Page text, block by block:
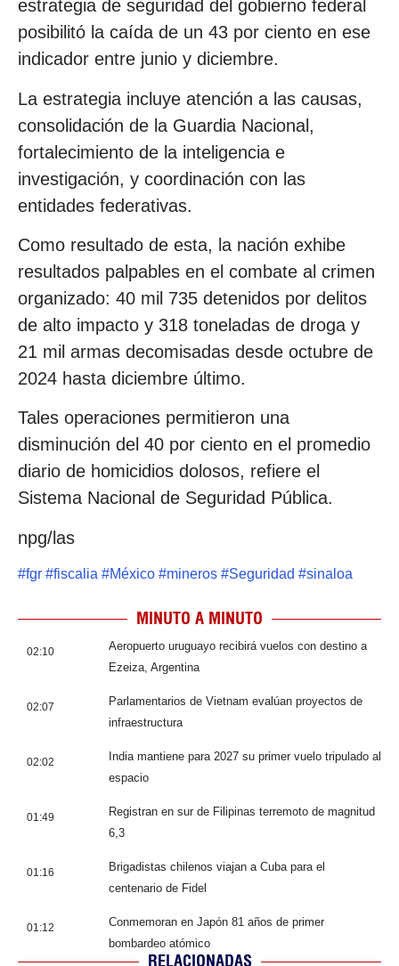
estrategia de seguridad del gobierno federal
posibilitó la caída de un 43 por ciento en ese
indicador entre junio y diciembre.
La estrategia incluye atención a las causas,
consolidación de la Guardia Nacional,
fortalecimiento de la inteligencia e
investigación, y coordinación con las
entidades federativas.
Como resultado de esta, la nación exhibe
resultados palpables en el combate al crimen
organizado: 40 mil 735 detenidos por delitos
de alto impacto y 318 toneladas de droga y
21 mil armas decomisadas desde octubre de
2024 hasta diciembre último.
Tales operaciones permitieron una
disminución del 40 por ciento en el promedio
diario de homicidios dolosos, refiere el
Sistema Nacional de Seguridad Pública.
npg/las
#fgr #fiscalia #México #mineros #Seguridad #sinaloa
MINUTO A MINUTO
02:10
Aeropuerto uruguayo recibirá vuelos con destino a
Ezeiza, Argentina
02:07
Parlamentarios de Vietnam evalúan proyectos de
infraestructura
02:02
India mantiene para 2027 su primer vuelo tripulado al
espacio
01:49
Registran en sur de Filipinas terremoto de magnitud
6,3
01:16
Brigadistas chilenos viajan a Cuba para el
centenario de Fidel
01:12
Conmemoran en Japón 81 años de primer
bombardeo atómico
RELACIONADAS